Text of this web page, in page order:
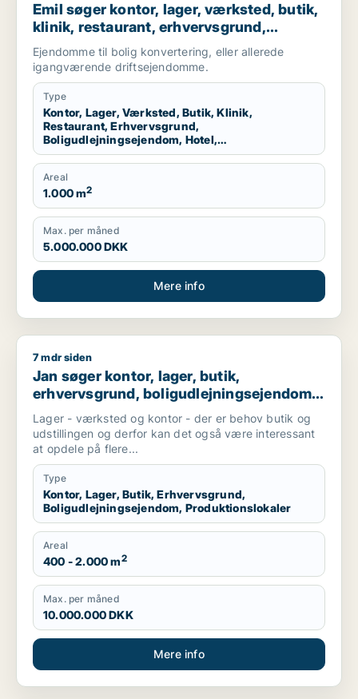
Emil søger kontor, lager, værksted, butik,
klinik, restaurant, erhvervsgrund,
boligudlejningsejendom, hotel,
produktionslokaler eller garage til salg i
Nordsjælland
Ejendomme til bolig konvertering, eller allerede
igangværende driftsejendomme.
Type
Kontor, Lager, Værksted, Butik, Klinik,
Restaurant, Erhvervsgrund,
Boligudlejningsejendom, Hotel,
Produktionslokaler, Garage
Areal
1.000 m2
Max. per måned
5.000.000 DKK
Mere info
Jan søger kontor, lager, butik, erhvervsgrund,
7 mdr siden
Jan søger kontor, lager, butik,
erhvervsgrund, boligudlejningsejendom
eller produktionslokaler til salg i
Helsinge, Græsted eller Gilleleje
Lager - værksted og kontor - der er behov butik og
udstillingen og derfor kan det også være interessant
at opdele på flere...
Type
Kontor, Lager, Butik, Erhvervsgrund,
Boligudlejningsejendom, Produktionslokaler
Areal
400 - 2.000 m2
Max. per måned
10.000.000 DKK
Mere info